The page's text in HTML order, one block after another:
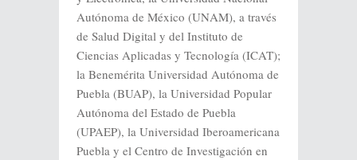
Autónoma de México (UNAM), a través
de Salud Digital y del Instituto de
Ciencias Aplicadas y Tecnología (ICAT);
la Benemérita Universidad Autónoma de
Puebla (BUAP), la Universidad Popular
Autónoma del Estado de Puebla
(UPAEP), la Universidad Iberoamericana
Puebla y el Centro de Investigación en